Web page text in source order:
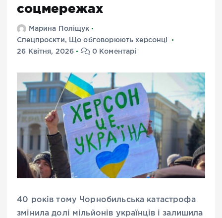
соцмережах
Марина Поліщук
Спецпроєкти,
Що обговорюють херсонці
26 Квітня, 2026
0 Коментарі
40 років тому Чорнобильська катастрофа
змінила долі мільйонів українців і залишила